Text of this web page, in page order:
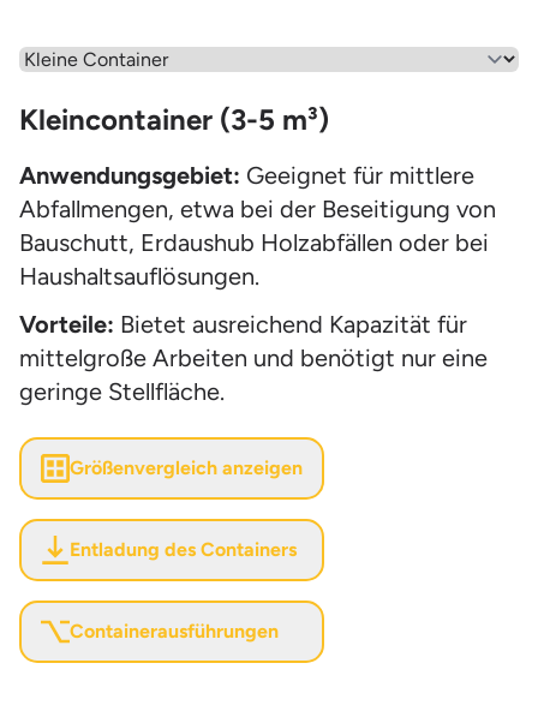
Wähle einen Menüpunkt aus
Kleincontainer (3-5 m³)
Anwendungsgebiet: Geeignet für mittlere
Abfallmengen, etwa bei der Beseitigung von
Bauschutt, Erdaushub Holzabfällen oder bei
Haushaltsauflösungen.
Vorteile: Bietet ausreichend Kapazität für
mittelgroße Arbeiten und benötigt nur eine
geringe Stellfläche.
Größenvergleich anzeigen
Entladung des Containers
Containerausführungen